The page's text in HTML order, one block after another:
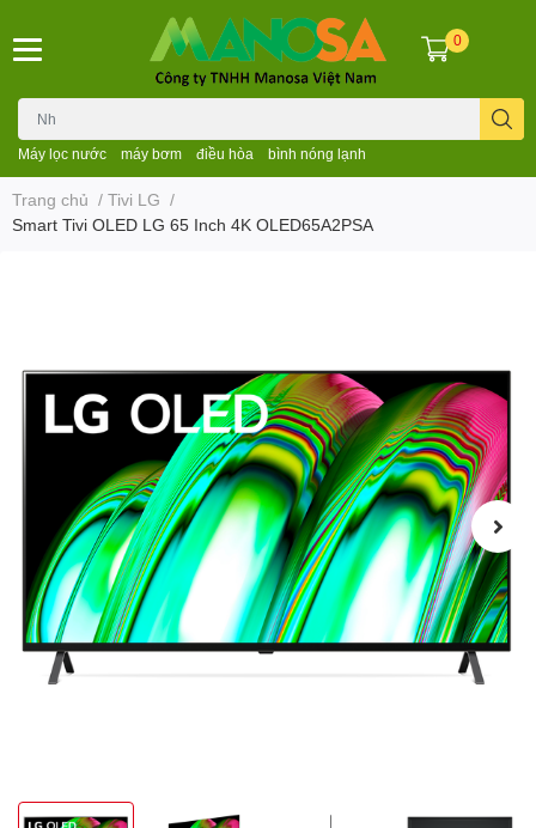
Máy lọc nước máy bơm điều hòa bình nóng lạnh
0
Trang chủ / Tivi LG /
Smart Tivi OLED LG 65 Inch 4K OLED65A2PSA